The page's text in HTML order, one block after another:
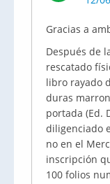
Gracias a
Después de
rescatado
libro rayado
duras
portada (Ed.
diligenciado
no en el
inscripción
100 folios